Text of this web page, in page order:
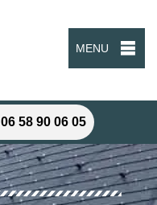
MENU
06 58 90 06 05